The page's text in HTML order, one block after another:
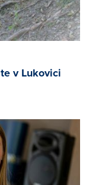
v Lukovici